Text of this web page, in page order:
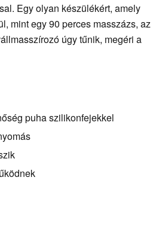
Egy olyan készülékért, amely
mint egy 90 perces masszázs, az
úgy tűnik, megéri a
puha szilikonfejekkel